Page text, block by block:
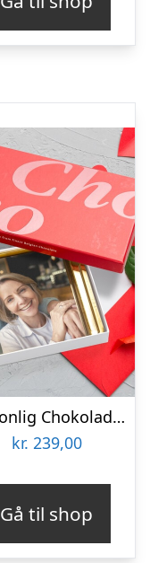
Personlig Chokoladeplade med Billede
kr. 239,00
Gå til shop